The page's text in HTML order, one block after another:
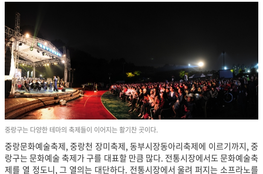
중랑구는 다양한 테마의 축제들이 이어지는 활기찬 곳이다.
중랑문화예술축제, 중랑천 장미축제, 동부시장동아리축제에 이르기까지, 중
랑구는 문화예술 축제가 구를 대표할 만큼 많다. 전통시장에서도 문화예술축
제를 열 정도니, 그 열의는 대단하다. 전통시장에서 울려 퍼지는 소프라노를